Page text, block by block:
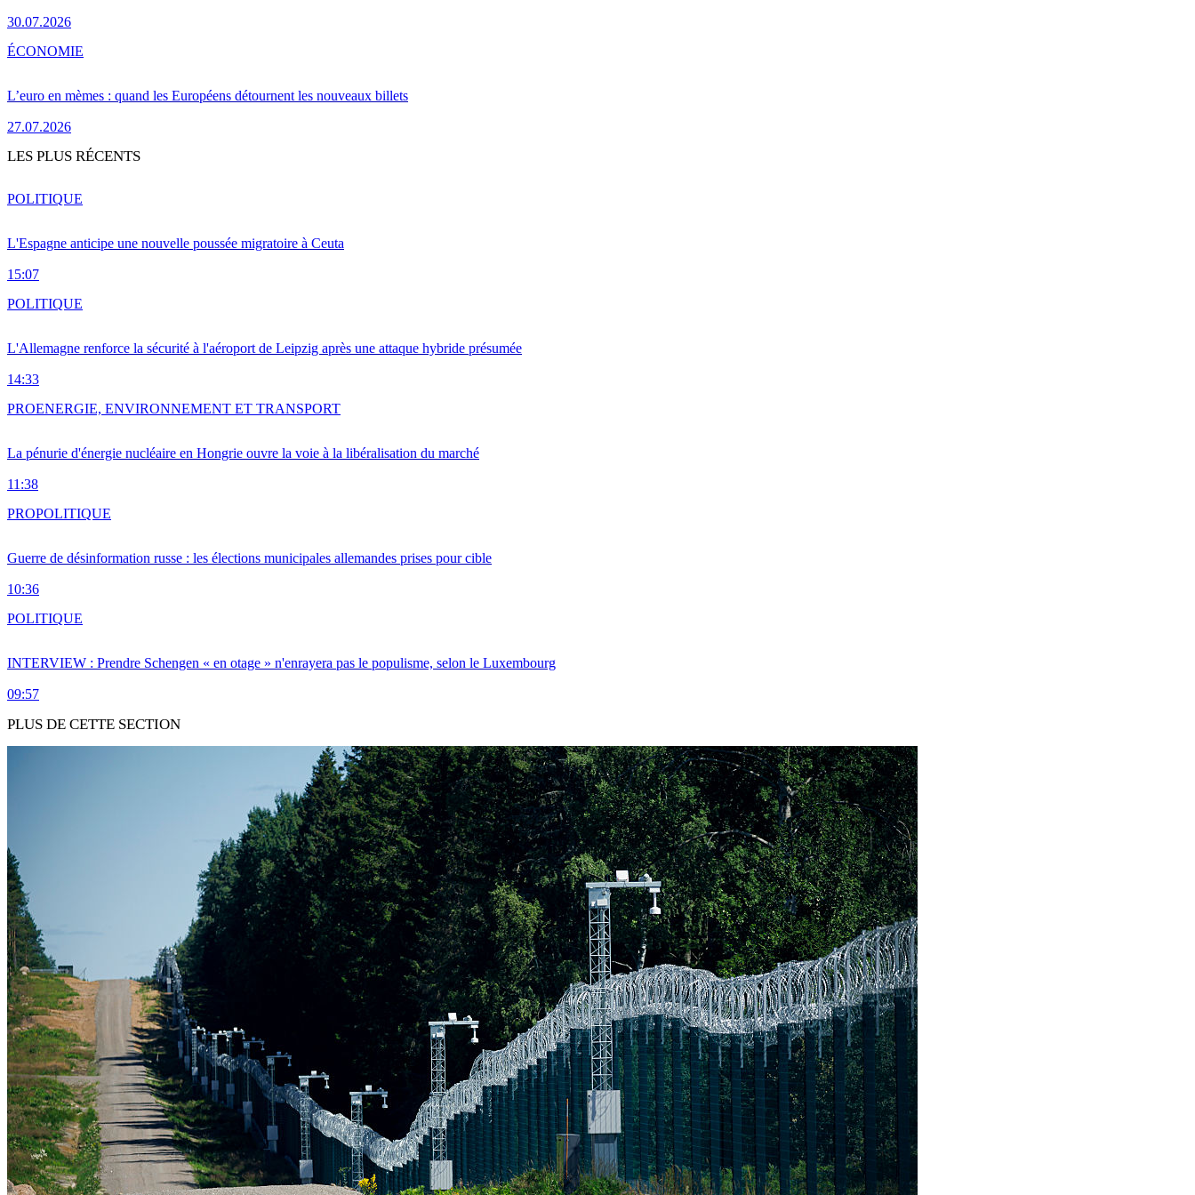
30.07.2026
L’euro en mèmes : quand les Européens détournent les nouveaux billets
27.07.2026
ÉCONOMIE
LES PLUS RÉCENTS
L'Espagne anticipe une nouvelle poussée migratoire à Ceuta
15:07
POLITIQUE
L'Allemagne renforce la sécurité à l'aéroport de Leipzig après une attaque hybride présumée
14:33
POLITIQUE
La pénurie d'énergie nucléaire en Hongrie ouvre la voie à la libéralisation du marché
11:38
PROENERGIE, ENVIRONNEMENT ET TRANSPORT
Guerre de désinformation russe : les élections municipales allemandes prises pour cible
10:36
PROPOLITIQUE
INTERVIEW : Prendre Schengen « en otage » n'enrayera pas le populisme, selon le Luxembourg
09:57
POLITIQUE
PLUS DE CETTE SECTION